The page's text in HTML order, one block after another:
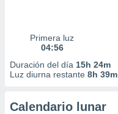
Primera luz
04:56
Duración del día 15h 24m
Luz diurna restante 8h 39m
Calendario lunar